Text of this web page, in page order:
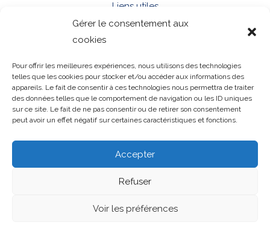
Gérer le consentement aux
cookies
Pour offrir les meilleures expériences, nous utilisons des technologies
telles que les cookies pour stocker et/ou accéder aux informations des
appareils. Le fait de consentir à ces technologies nous permettra de traiter
des données telles que le comportement de navigation ou les ID uniques
sur ce site. Le fait de ne pas consentir ou de retirer son consentement
peut avoir un effet négatif sur certaines caractéristiques et fonctions.
Accepter
Refuser
Voir les préférences
Liens utiles
5537 ANHEE
GSM :+32 (0)492 – 805 830
info@academiedudroit.be
© 2026 Académie du Droit - Créé parAnne-Sarine Limpens